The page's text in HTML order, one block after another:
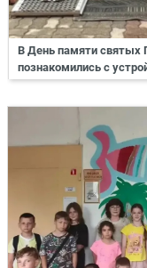
В День памяти святых
познакомились с